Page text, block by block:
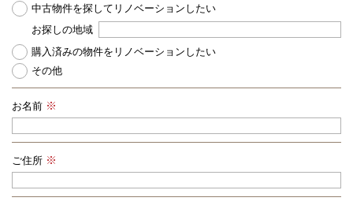
中古物件を探してリノベーションしたい
お探しの地域
購入済みの物件をリノベーションしたい
その他
お名前
ご住所